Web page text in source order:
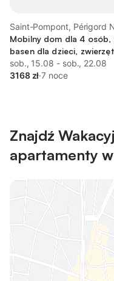
Saint-Pompont, Périgord
Mobilny dom dla 4 osób,
basen dla dzieci,
sob., 15.08 - sob., 22.08
3168 zł·7 noce
Znajdź
apartamenty